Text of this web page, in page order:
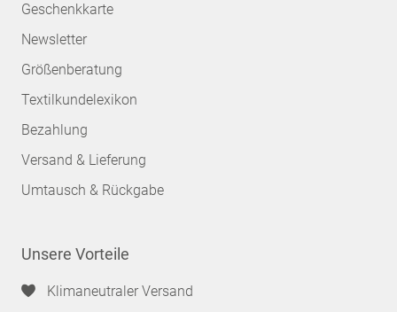
Geschenkkarte
Newsletter
Größenberatung
Textilkundelexikon
Bezahlung
Versand & Lieferung
Umtausch & Rückgabe
Unsere Vorteile
Klimaneutraler Versand